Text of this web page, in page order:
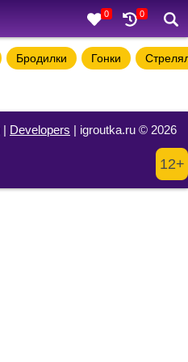
0 0
Бродилки Гонки
| Developers | igroutka.ru © 2026
12+